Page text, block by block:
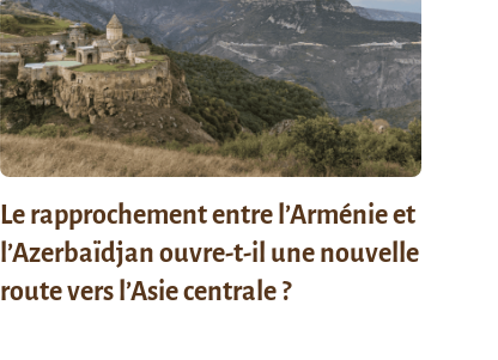
Le rapprochement entre l’Arménie et
l’Azerbaïdjan ouvre-t-il une nouvelle
route vers l’Asie centrale ?